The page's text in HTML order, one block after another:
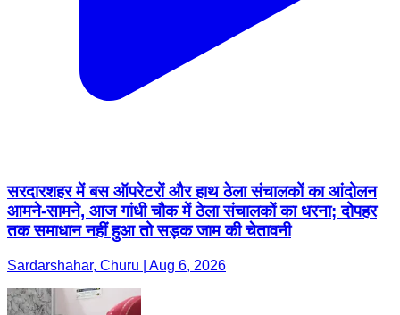
सरदारशहर में बस ऑपरेटरों और हाथ ठेला संचालकों का आंदोलन
आमने-सामने, आज गांधी चौक में ठेला संचालकों का धरना; दोपहर
तक समाधान नहीं हुआ तो सड़क जाम की चेतावनी
Sardarshahar, Churu | Aug 6, 2026